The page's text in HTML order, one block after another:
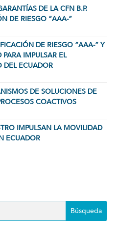
DE LA CFN B.P.
DE RIESGO “AAA-”
DE RIESGO “AAA-” Y
PARA IMPULSAR EL
DEL ECUADOR
DE SOLUCIONES DE
COACTIVOS
IMPULSAN LA MOVILIDAD
ECUADOR